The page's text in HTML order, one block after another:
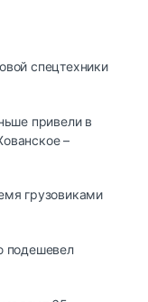
спецтехники
привели в
–
грузовиками
подешевел